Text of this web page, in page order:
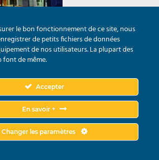
d’expo
: 9h00 – 12h00 & 14h00 – 18h00
13h00
Decneut SA
Condtions générales de vente
légales & politique de confidentialité
Création du siteSolucio

le bon fonctionnement de ce site, nous
de petits fichiers de données
de nos utilisateurs. La plupart des
font de même.
Accepter
En savoir +
Changer les paramètres